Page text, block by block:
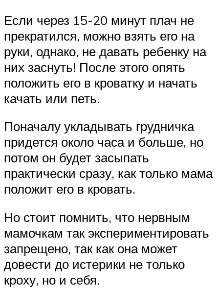
Если через 15-20 минут плач не
прекратился, можно взять его на
руки, однако, не давать ребенку на
них заснуть! После этого опять
положить его в кроватку и начать
качать или петь.
Поначалу укладывать грудничка
придется около часа и больше, но
потом он будет засыпать
практически сразу, как только мама
положит его в кровать.
Но стоит помнить, что нервным
мамочкам так экспериментировать
запрещено, так как она может
довести до истерики не только
кроху, но и себя.